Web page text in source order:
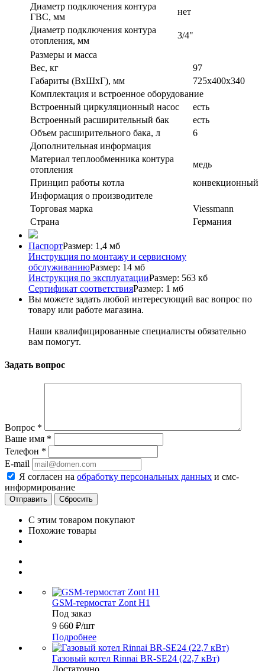
Диаметр подключения контура
ГВС, мм
нет
Диаметр подключения контура
отопления, мм
3/4"
Размеры и масса
Вес, кг
97
Габариты (ВxШxГ), мм
725х400х340
Комплектация и встроенное оборудование
Встроенный циркуляционный насос
есть
Встроенный расширительный бак
есть
Объем расширительного бака, л
6
Дополнительная информация
Материал теплообменника контура
отопления
медь
Принцип работы котла
конвекционный
Информация о производителе
Торговая марка
Viessmann
Страна
Германия
ПаспортРазмер: 1,4 мб
Инструкция по монтажу и сервисному
обслуживаниюРазмер: 14 мб
Инструкция по эксплуатацииРазмер: 563 кб
Сертификат соответствияРазмер: 1 мб
Вы можете задать любой интересующий вас вопрос по
товару или работе магазина.
Наши квалифицированные специалисты обязательно
вам помогут.
Задать вопрос
Вопрос *
Ваше имя *
Телефон *
E-mail
Я согласен на обработку персональных данных и смс-
информирование
Сбросить
С этим товаром покупают
Похожие товары
GSM-термостат Zont H1
Под заказ
9 660 ₽/шт
Подробнее
Газовый котел Rinnai BR-SE24 (22,7 кВт)
Достаточно